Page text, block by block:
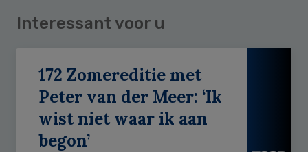
Interessant voor u
172 Zomereditie met
Peter van der Meer: ‘Ik
wist niet waar ik aan
begon’